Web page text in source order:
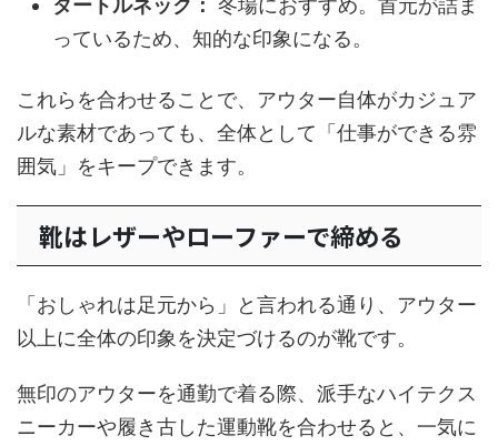
タートルネック： 冬場におすすめ。首元が詰ま
っているため、知的な印象になる。
これらを合わせることで、アウター自体がカジュア
ルな素材であっても、全体として「仕事ができる雰
囲気」をキープできます。
靴はレザーやローファーで締める
「おしゃれは足元から」と言われる通り、アウター
以上に全体の印象を決定づけるのが靴です。
無印のアウターを通勤で着る際、派手なハイテクス
ニーカーや履き古した運動靴を合わせると、一気に